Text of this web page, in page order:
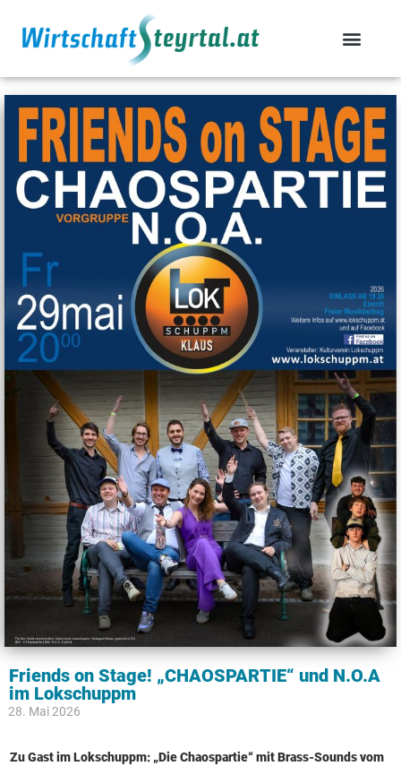
Friends on Stage! „CHAOSPARTIE“ und N.O.A
im Lokschuppm
28. Mai 2026
Zu Gast im Lokschuppm: „Die Chaospartie“ mit Brass-Sounds vom